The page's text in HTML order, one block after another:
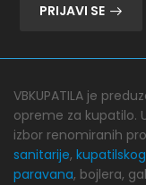
PRIJAVI SE
VBKUPATILA je
opreme za kupatilo.
izbor renomiranih
sanitarije,
paravana, bojlera,